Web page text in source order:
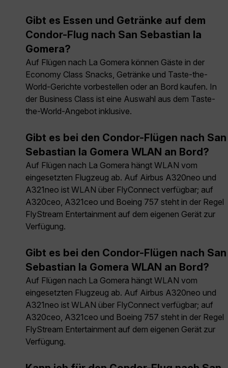
Gibt es Essen und Getränke auf dem
Condor-Flug nach San Sebastian la
Gomera?
Auf Flügen nach La Gomera können Gäste in der
Economy Class Snacks, Getränke und Taste-the-
World-Gerichte vorbestellen oder an Bord kaufen. In
der Business Class ist eine Auswahl aus dem Taste-
the-World-Angebot inklusive.
Gibt es bei den Condor-Flügen nach San
Sebastian la Gomera WLAN an Bord?
Auf Flügen nach La Gomera hängt WLAN vom
eingesetzten Flugzeug ab. Auf Airbus A320neo und
A321neo ist WLAN über FlyConnect verfügbar; auf
A320ceo, A321ceo und Boeing 757 steht in der Regel
FlyStream Entertainment auf dem eigenen Gerät zur
Verfügung.
Gibt es bei den Condor-Flügen nach San
Sebastian la Gomera WLAN an Bord?
Auf Flügen nach La Gomera hängt WLAN vom
eingesetzten Flugzeug ab. Auf Airbus A320neo und
A321neo ist WLAN über FlyConnect verfügbar; auf
A320ceo, A321ceo und Boeing 757 steht in der Regel
FlyStream Entertainment auf dem eigenen Gerät zur
Verfügung.